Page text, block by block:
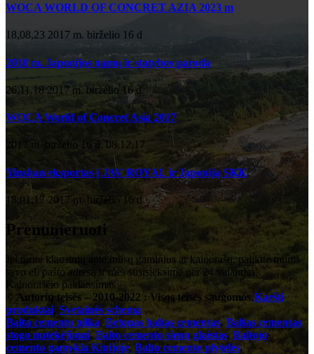
WOCA WORLD OF CONCRET AZIA 2023 m
18,08,23 2017 m. birželio 16 d
2018 m. Japonijos namų ir statybos paroda
26,11,18 2017 m. birželio 16 d
WOCA World of Concret Asia 2017
2017 m. birželio 16 d. 08,12,17
Yinshan eksportas į JAV ROYAL ir Japoniją SKK
18,01,17 2017 m. birželio 16 d
Prenumeruoti
Jei turite klausimų apie mūsų gaminius ar kainoraštį, palikite mums
savo el. pašto adresą ir mes susisieksime per 24 valandas.
Kainoraščio paklausimas
© Autorių teisės – 2010-2022 : Visos teisės saugomos.Karšti
produktai Svetainės schema
Balta cemento pilka, Betonas baltas cementas, Baltas cementas
stogo nutekėjimui, Balto cemento sienų glaistas, Baltojo
cemento gamykla Kinijoje,Balto cemento plytelės,